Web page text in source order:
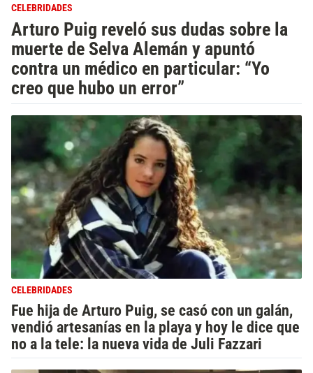
CELEBRIDADES
Arturo Puig reveló sus dudas sobre la
muerte de Selva Alemán y apuntó
contra un médico en particular: “Yo
creo que hubo un error”
CELEBRIDADES
Fue hija de Arturo Puig, se casó con un galán,
vendió artesanías en la playa y hoy le dice que
no a la tele: la nueva vida de Juli Fazzari